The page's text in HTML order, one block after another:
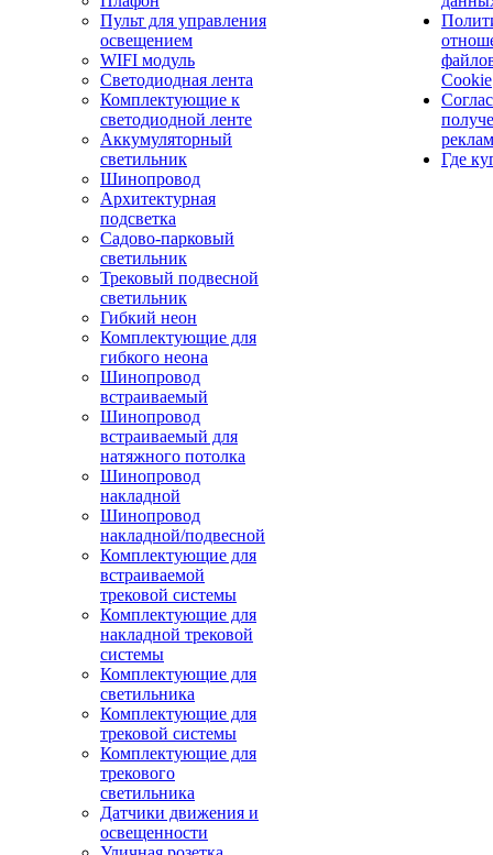
Пульт для управления
освещением
WIFI модуль
Светодиодная лента
Комплектующие к
светодиодной ленте
Аккумуляторный
светильник
Шинопровод
Архитектурная
подсветка
Садово-парковый
светильник
Трековый подвесной
светильник
Гибкий неон
Комплектующие для
гибкого неона
Шинопровод
встраиваемый
Шинопровод
встраиваемый для
натяжного потолка
Шинопровод
накладной
Шинопровод
накладной/подвесной
Комплектующие для
встраиваемой
трековой системы
Комплектующие для
накладной трековой
системы
Комплектующие для
светильника
Комплектующие для
трековой системы
Комплектующие для
трекового
светильника
Датчики движения и
освещенности
Cookie
Где